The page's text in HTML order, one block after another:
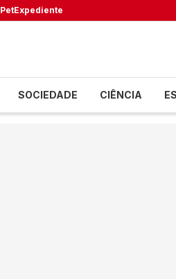
PetExpediente
SOCIEDADE CIÊNCIA